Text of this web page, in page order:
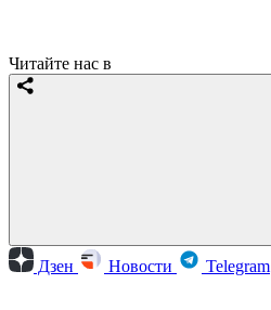
Читайте нас в
Дзен Новости Telegram